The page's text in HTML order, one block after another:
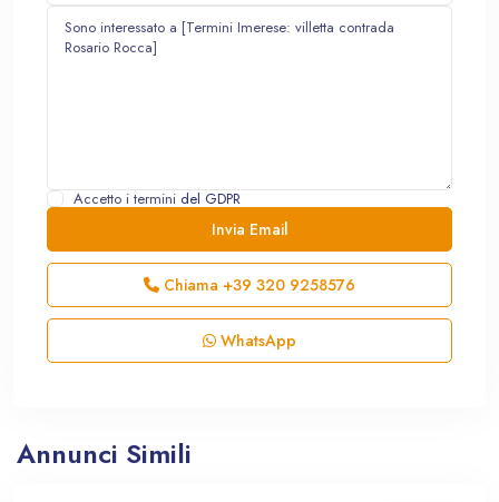
Accetto i termini del GDPR
Chiama +39 320 9258576
WhatsApp
Annunci Simili